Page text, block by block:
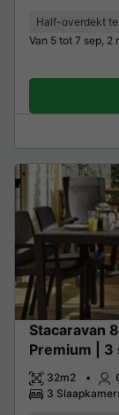
Half-overdekt
Van 5 tot 7 sep, 2
Stacaravan
Premium |
terras | Air-
32m2
3